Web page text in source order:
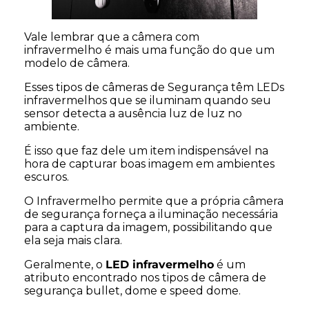
Vale lembrar que a câmera com
infravermelho é mais uma função do que um
modelo de câmera.
Esses tipos de câmeras de Segurança têm LEDs
infravermelhos que se iluminam quando seu
sensor detecta a ausência luz de luz no
ambiente.
É isso que faz dele um item indispensável na
hora de capturar boas imagem em ambientes
escuros.
O Infravermelho permite que a própria câmera
de segurança forneça a iluminação necessária
para a captura da imagem, possibilitando que
ela seja mais clara.
Geralmente, o LED infravermelho é um
atributo encontrado nos tipos de câmera de
segurança bullet, dome e speed dome.